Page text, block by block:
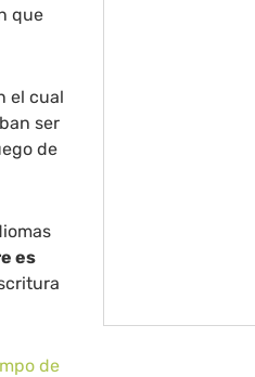
que
el cual
ser
de
es
de